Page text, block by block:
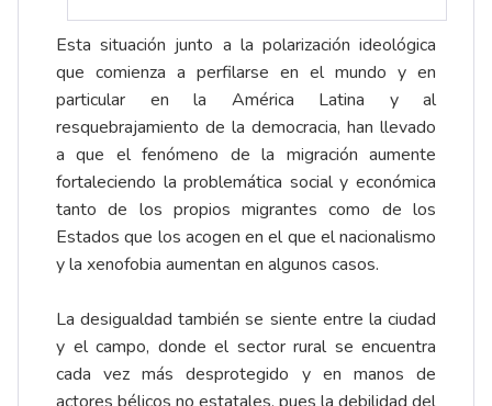
Esta situación junto a la polarización ideológica
que comienza a perfilarse en el mundo y en
particular en la América Latina y al
resquebrajamiento de la democracia, han llevado
a que el fenómeno de la migración aumente
fortaleciendo la problemática social y económica
tanto de los propios migrantes como de los
Estados que los acogen en el que el nacionalismo
y la xenofobia aumentan en algunos casos.
La desigualdad también se siente entre la ciudad
y el campo, donde el sector rural se encuentra
cada vez más desprotegido y en manos de